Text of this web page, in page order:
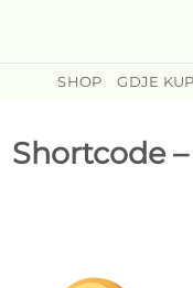
SHOP GDJE
Shortcode